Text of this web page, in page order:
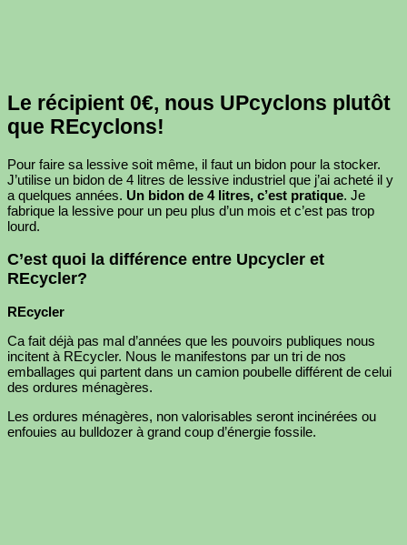
Le récipient 0€, nous UPcyclons plutôt
que REcyclons!
Pour faire sa lessive soit même, il faut un bidon pour la stocker.
J’utilise un bidon de 4 litres de lessive industriel que j’ai acheté il y
a quelques années. Un bidon de 4 litres, c’est pratique. Je
fabrique la lessive pour un peu plus d’un mois et c’est pas trop
lourd.
C’est quoi la différence entre Upcycler et
REcycler?
REcycler
Ca fait déjà pas mal d’années que les pouvoirs publiques nous
incitent à REcycler. Nous le manifestons par un tri de nos
emballages qui partent dans un camion poubelle différent de celui
des ordures ménagères.
Les ordures ménagères, non valorisables seront incinérées ou
enfouies au bulldozer à grand coup d’énergie fossile.